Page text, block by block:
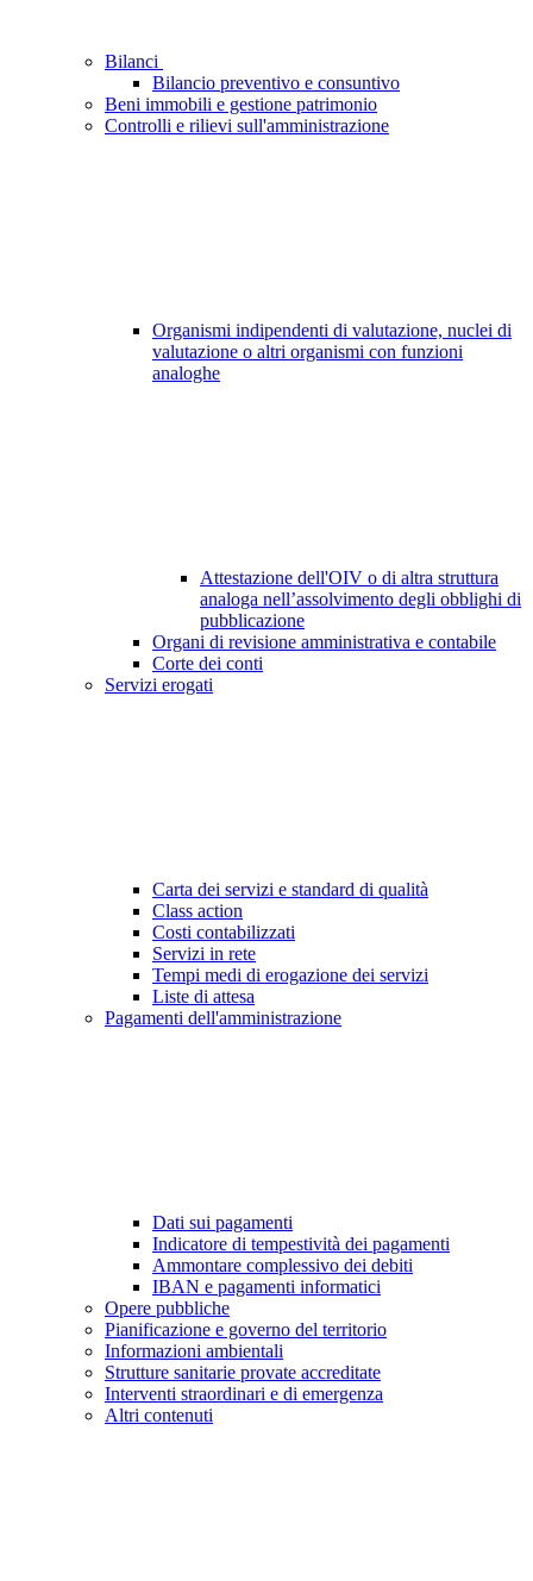
Bilanci
Bilancio preventivo e consuntivo
Beni immobili e gestione patrimonio
Controlli e rilievi sull'amministrazione
Organismi indipendenti di valutazione, nuclei di
valutazione o altri organismi con funzioni
analoghe
Attestazione dell'OIV o di altra struttura
analoga nell’assolvimento degli obblighi di
pubblicazione
Organi di revisione amministrativa e contabile
Corte dei conti
Servizi erogati
Carta dei servizi e standard di qualità
Class action
Costi contabilizzati
Servizi in rete
Tempi medi di erogazione dei servizi
Liste di attesa
Pagamenti dell'amministrazione
Dati sui pagamenti
Indicatore di tempestività dei pagamenti
Ammontare complessivo dei debiti
IBAN e pagamenti informatici
Opere pubbliche
Pianificazione e governo del territorio
Informazioni ambientali
Strutture sanitarie provate accreditate
Interventi straordinari e di emergenza
Altri contenuti